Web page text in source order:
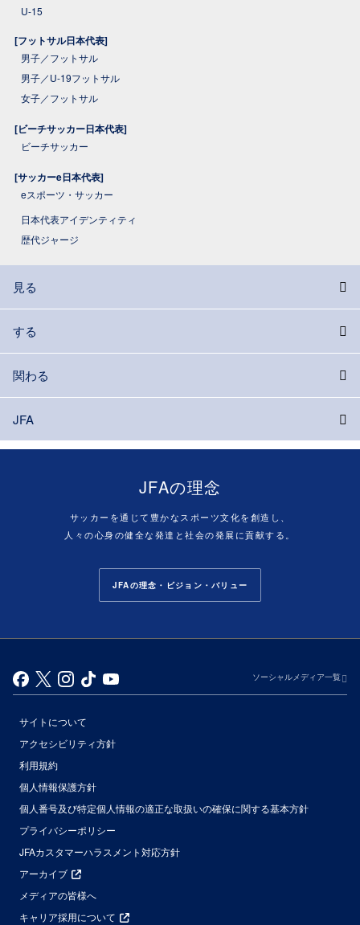
U-15
[フットサル日本代表]
男子／フットサル
男子／U-19フットサル
女子／フットサル
[ビーチサッカー日本代表]
ビーチサッカー
[サッカーe日本代表]
eスポーツ・サッカー
日本代表アイデンティティ
歴代ジャージ
見る
する
関わる
JFA
JFAの理念
サッカーを通じて豊かなスポーツ文化を創造し、
人々の心身の健全な発達と社会の発展に貢献する。
JFAの理念・ビジョン・バリュー
ソーシャルメディア一覧
サイトについて
アクセシビリティ方針
利用規約
個人情報保護方針
個人番号及び特定個人情報の適正な取扱いの確保に関する基本方針
プライバシーポリシー
JFAカスタマーハラスメント対応方針
アーカイブ
メディアの皆様へ
キャリア採用について